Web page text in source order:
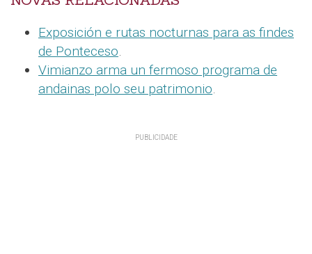
Exposición e rutas nocturnas para as findes
de Ponteceso.
Vimianzo arma un fermoso programa de
andainas polo seu patrimonio.